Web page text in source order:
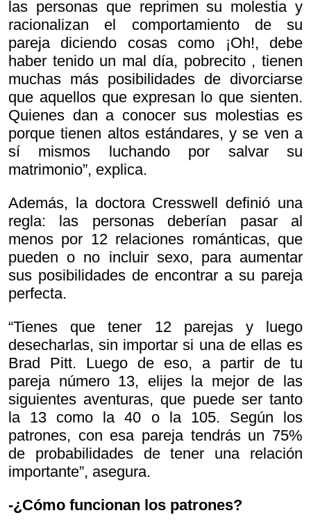
las personas que reprimen su molestia y
racionalizan el comportamiento de su
pareja diciendo cosas como ¡Oh!, debe
haber tenido un mal día, pobrecito , tienen
muchas más posibilidades de divorciarse
que aquellos que expresan lo que sienten.
Quienes dan a conocer sus molestias es
porque tienen altos estándares, y se ven a
sí mismos luchando por salvar su
matrimonio”, explica.
Además, la doctora Cresswell definió una
regla: las personas deberían pasar al
menos por 12 relaciones románticas, que
pueden o no incluir sexo, para aumentar
sus posibilidades de encontrar a su pareja
perfecta.
“Tienes que tener 12 parejas y luego
desecharlas, sin importar si una de ellas es
Brad Pitt. Luego de eso, a partir de tu
pareja número 13, elijes la mejor de las
siguientes aventuras, que puede ser tanto
la 13 como la 40 o la 105. Según los
patrones, con esa pareja tendrás un 75%
de probabilidades de tener una relación
importante”, asegura.
-¿Cómo funcionan los patrones?